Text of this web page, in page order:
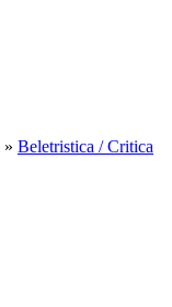
» Beletristica / Critica